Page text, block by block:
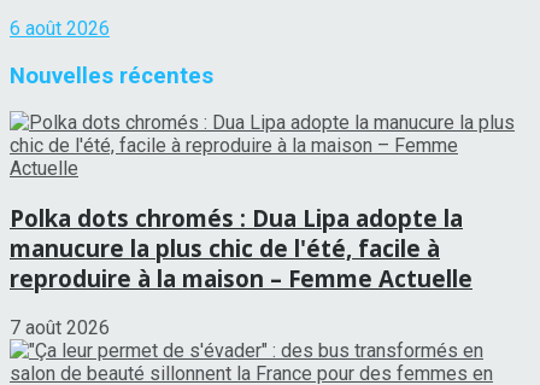
6 août 2026
Nouvelles récentes
Polka dots chromés : Dua Lipa adopte la
manucure la plus chic de l'été, facile à
reproduire à la maison – Femme Actuelle
7 août 2026